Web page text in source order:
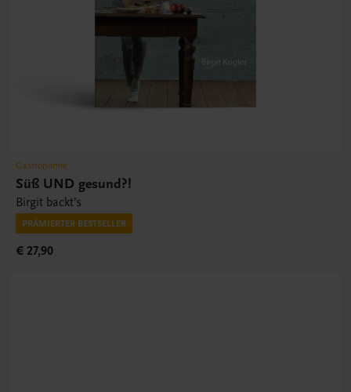
Gastronomie
Süß UND gesund?!
Birgit backt’s
PRÄMIERTER BESTSELLER
€ 27,90